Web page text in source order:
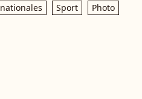
Sport
Photo